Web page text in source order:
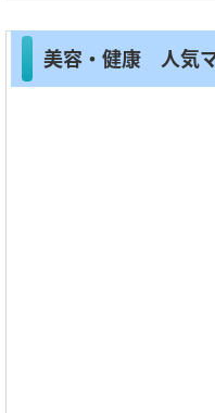
美容・健康 人気